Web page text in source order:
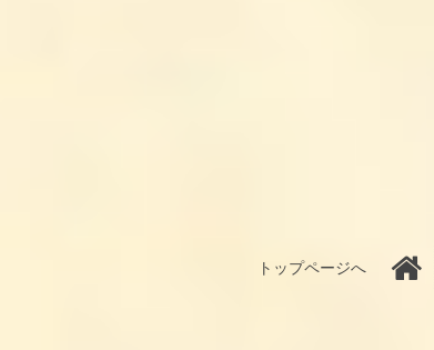
トップページへ